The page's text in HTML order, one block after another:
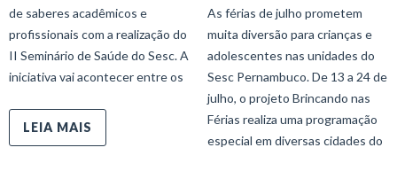
de saberes acadêmicos e
profissionais com a realização do
II Seminário de Saúde do Sesc. A
iniciativa vai acontecer entre os
LEIA MAIS
As férias de julho prometem
muita diversão para crianças e
adolescentes nas unidades do
Sesc Pernambuco. De 13 a 24 de
julho, o projeto Brincando nas
Férias realiza uma programação
especial em diversas cidades do